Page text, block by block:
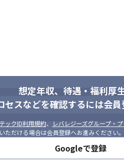
想定年収、待遇・福利厚生
セスなどを確認するには会
ックID利用規約、 レバレジーズグループ・
ただける場合は会員登録へお進みください。
Googleで登録